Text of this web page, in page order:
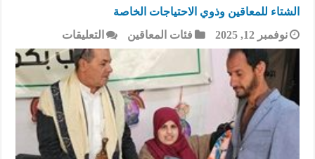
الشتاء للمعاقين وذوي الاحتياجات الخاصة
نوفمبر 12, 2025
فئات المعاقين التعليقات
مؤسسة
الإصرار
والارادة
توز
200
بطانية
ضمن
مشروع
دفئ